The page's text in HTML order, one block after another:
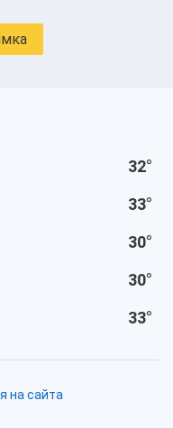
32°
33°
30°
30°
33°
на сайта